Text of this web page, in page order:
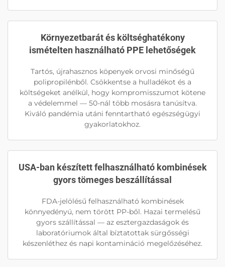
Környezetbarát és költséghatékony
ismételten használható PPE lehetőségek
Tartós, újrahasznos köpenyek orvosi minőségű
polipropilénből. Csökkentse a hulladékot és a
költségeket anélkül, hogy kompromisszumot kötene
a védelemmel — 50-nál több mosásra tanúsítva.
Kiváló pandémia utáni fenntartható egészségügyi
gyakorlatokhoz.
USA-ban készített felhasználható kombinések
gyors tömeges beszállítással
FDA-jelölésű felhasználható kombinések
könnyedényú, nem törött PP-ből. Hazai termelésű
gyors szállítással — az esztergazdaságok és
laboratóriumok által bíztatottak sürgősségi
készenléthez és napi kontamináció megelőzéséhez.